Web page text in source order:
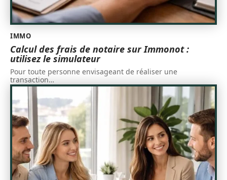
IMMO
Calcul des frais de notaire sur Immonot :
utilisez le simulateur
Pour toute personne envisageant de réaliser une
transaction…